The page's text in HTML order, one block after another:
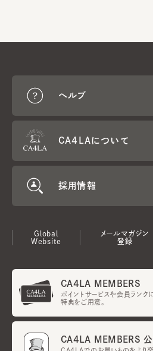
ヘルプ
CA4LAについて
採用情報
Global
Website
メールマガジン
登録
CA4LA MEMBERS
ポイントサービスや会員ランク
特典をご用意。
CA4LA MEMBERS 公